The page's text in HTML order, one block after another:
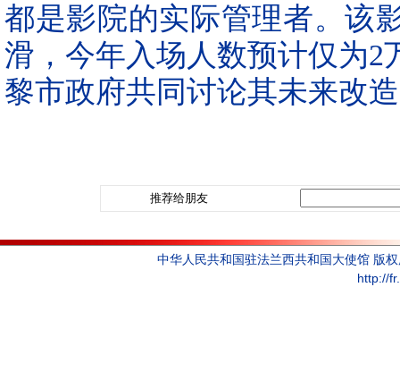
都是影院的实际管理者。该
滑，今年入场人数预计仅为
黎市政府共同讨论其未来改
推荐给朋友
中华人民共和国驻法兰西共和国大使馆 版
http://